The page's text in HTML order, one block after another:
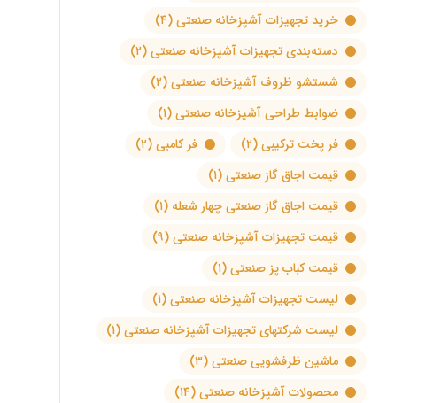
خرید تجهیزات آشپزخانه صنعتی(۴)
دسته‌بندی تجهیزات آشپزخانه صنعتی(۲)
شستشو ظروف آشپزخانه صنعتی(۲)
ضوابط طراحی آشپزخانه صنعتی(۱)
فر پخت ترکیبی(۲) فر کامبی(۲)
قیمت اجاق گاز صنعتی(۱)
قیمت اجاق گاز صنعتی چهار شعله (۱)
قیمت تجهیزات آشپزخانه صنعتی(۹)
قیمت کباب پز صنعتی(۱)
لیست تجهیزات آشپزخانه صنعتی(۱)
لیست شرکتهای تجهیزات آشپزخانه صنعتی(۱)
ماشین ظرفشویی صنعتی(۳)
محصولات آشپزخانه صنعتی(۱۴)